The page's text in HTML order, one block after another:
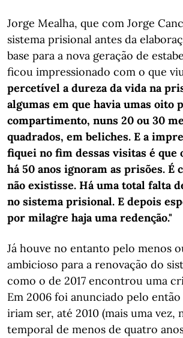
Jorge Mealha, que com Jorge
sistema prisional antes da
base para a nova geração de
ficou impressionado com o que
percetível a dureza da vida na
algumas em que havia umas oito
compartimento, nuns 20 ou 30
quadrados, em beliches. E a
fiquei no fim dessas visitas é que
há 50 anos ignoram as prisões. É
não existisse. Há uma total falta
no sistema prisional. E depois
por milagre haja uma redenção."
Já houve no entanto pelo menos
ambicioso para a renovação do
como o de 2017 encontrou uma
Em 2006 foi anunciado pelo
iriam ser, até 2010 (mais uma
temporal de menos de quatro